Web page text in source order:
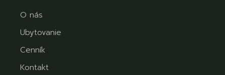
O nás
Ubytovanie
Cenník
Kontakt